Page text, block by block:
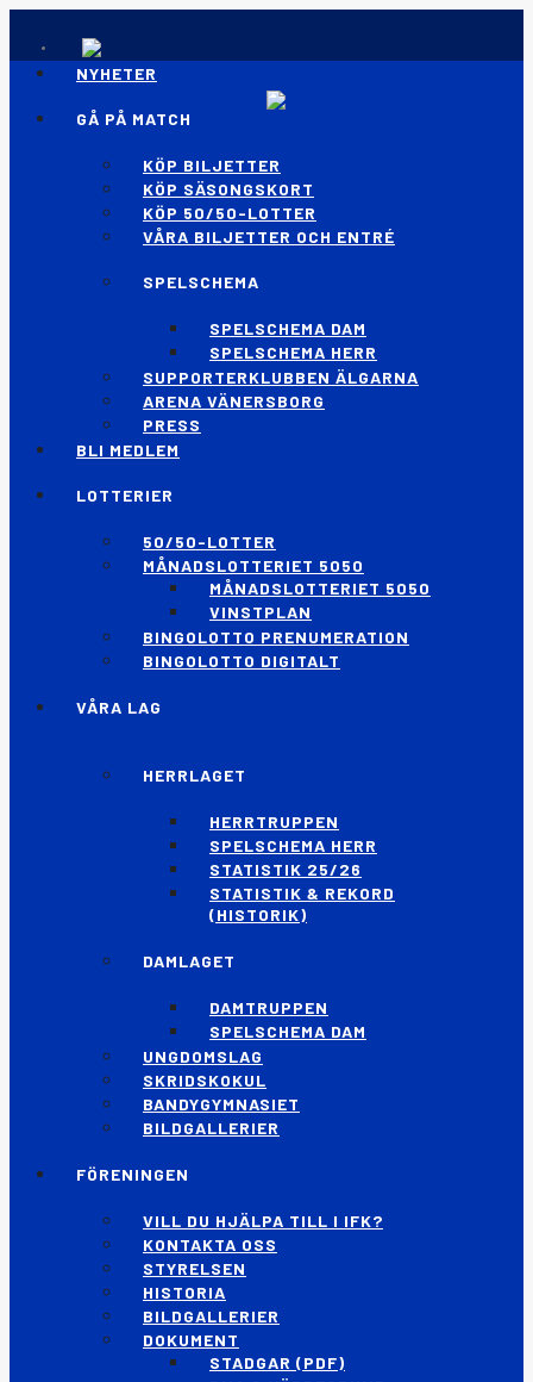
NYHETER
GÅ PÅ MATCH
KÖP BILJETTER
KÖP SÄSONGSKORT
KÖP 50/50-LOTTER
VÅRA BILJETTER OCH ENTRÉ
SPELSCHEMA
SPELSCHEMA DAM
SPELSCHEMA HERR
SUPPORTERKLUBBEN ÄLGARNA
ARENA VÄNERSBORG
PRESS
BLI MEDLEM
LOTTERIER
50/50-LOTTER
MÅNADSLOTTERIET 5050
MÅNADSLOTTERIET 5050
VINSTPLAN
BINGOLOTTO PRENUMERATION
BINGOLOTTO DIGITALT
VÅRA LAG
HERRLAGET
HERRTRUPPEN
SPELSCHEMA HERR
STATISTIK 25/26
STATISTIK & REKORD
(HISTORIK)
DAMLAGET
DAMTRUPPEN
SPELSCHEMA DAM
UNGDOMSLAG
SKRIDSKOKUL
BANDYGYMNASIET
BILDGALLERIER
FÖRENINGEN
VILL DU HJÄLPA TILL I IFK?
KONTAKTA OSS
STYRELSEN
HISTORIA
BILDGALLERIER
DOKUMENT
STADGAR (PDF)